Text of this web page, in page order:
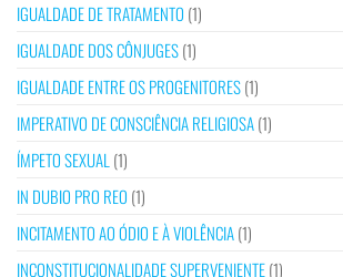
IGUALDADE DE TRATAMENTO (1)
IGUALDADE DOS CÔNJUGES(1)
IGUALDADE ENTRE OS PROGENITORES(1)
IMPERATIVO DE CONSCIÊNCIA RELIGIOSA(1)
ÍMPETO SEXUAL (1)
IN DUBIO PRO REO (1)
INCITAMENTO AO ÓDIO E À VIOLÊNCIA(1)
INCONSTITUCIONALIDADE SUPERVENIENTE(1)